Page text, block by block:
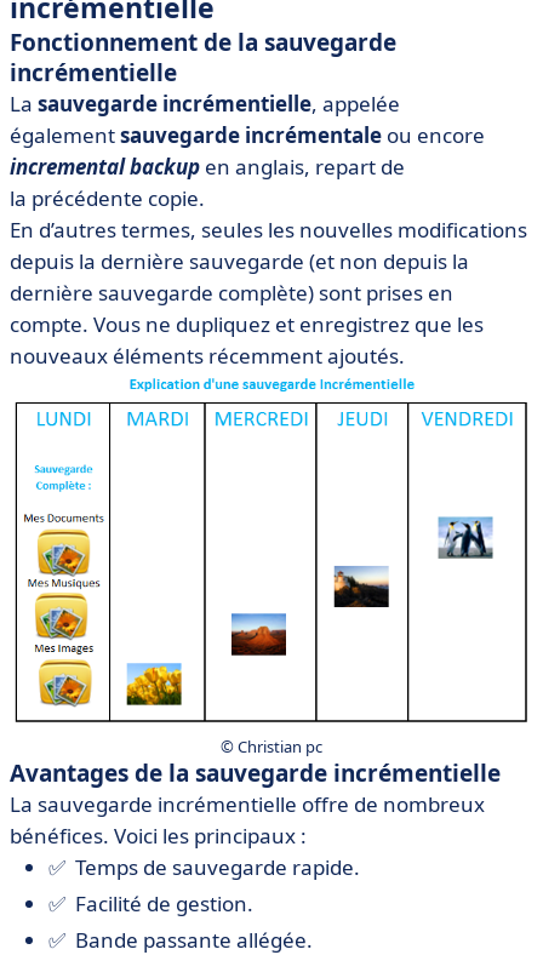
Fonctionnement de la sauvegarde
incrémentielle
La sauvegarde incrémentielle, appelée
égalementsauvegarde incrémentale ou encore
incremental backup en anglais, repart de
la précédente copie.
En d’autres termes, seules les nouvelles modifications
depuis la dernière sauvegarde (et non depuis la
dernière sauvegarde complète) sont prises en
compte. Vous ne dupliquez et enregistrez que les
nouveaux éléments récemment ajoutés.
© Christian pc
Avantages de la sauvegarde incrémentielle
La sauvegarde incrémentielle offre de nombreux
bénéfices. Voici les principaux :
✅ Temps de sauvegarde rapide.
✅ Facilité de gestion.
✅ Bande passante allégée.